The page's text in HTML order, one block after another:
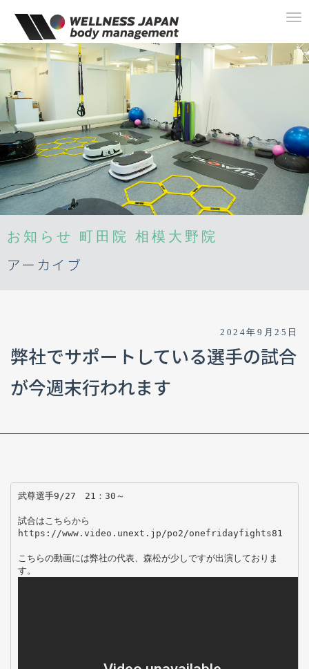
お知らせ 町田院 相模大野院
アーカイブ
2024年9月25日
弊社でサポートしている選手の試合
が今週末行われます
武尊選手9/27　21：30～
試合はこちらから
https://www.video.unext.jp/po2/onefridayfights81
こちらの動画には弊社の代表、森松が少しですが出演しておりま